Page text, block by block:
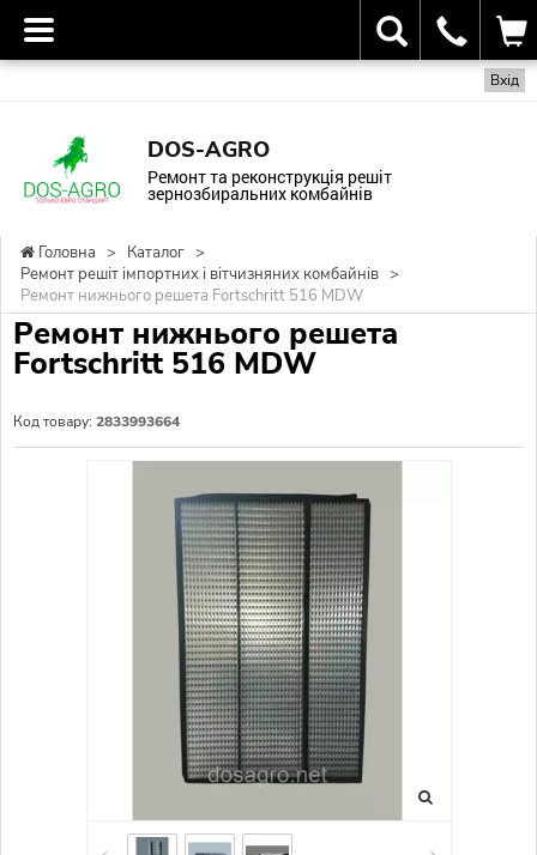
Вхід
DOS-AGRO
Ремонт та реконструкція решіт
зернозбиральних комбайнів
Головна > Каталог >
Ремонт решіт імпортних і вітчизняних комбайнів >
Ремонт нижнього решета Fortschritt 516 MDW
Ремонт нижнього решета
Fortschritt 516 MDW
Код товару: 2833993664